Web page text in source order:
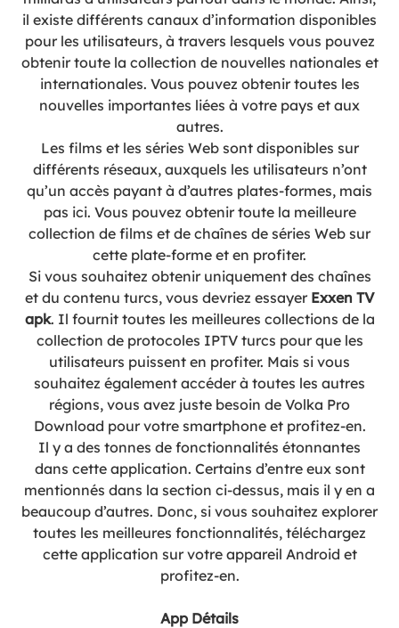
il existe différents canaux d’information disponibles
pour les utilisateurs, à travers lesquels vous pouvez
obtenir toute la collection de nouvelles nationales et
internationales. Vous pouvez obtenir toutes les
nouvelles importantes liées à votre pays et aux
autres.
Les films et les séries Web sont disponibles sur
différents réseaux, auxquels les utilisateurs n’ont
qu’un accès payant à d’autres plates-formes, mais
pas ici. Vous pouvez obtenir toute la meilleure
collection de films et de chaînes de séries Web sur
cette plate-forme et en profiter.
Si vous souhaitez obtenir uniquement des chaînes
et du contenu turcs, vous devriez essayer Exxen TV
apk. Il fournit toutes les meilleures collections de la
collection de protocoles IPTV turcs pour que les
utilisateurs puissent en profiter. Mais si vous
souhaitez également accéder à toutes les autres
régions, vous avez juste besoin de Volka Pro
Download pour votre smartphone et profitez-en.
Il y a des tonnes de fonctionnalités étonnantes
dans cette application. Certains d’entre eux sont
mentionnés dans la section ci-dessus, mais il y en a
beaucoup d’autres. Donc, si vous souhaitez explorer
toutes les meilleures fonctionnalités, téléchargez
cette application sur votre appareil Android et
profitez-en.
App Détails